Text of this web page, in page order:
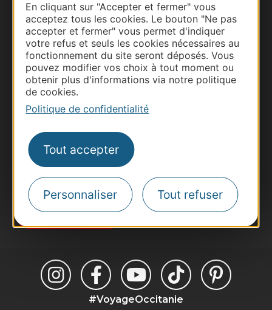
En cliquant sur "Accepter et fermer" vous
acceptez tous les cookies. Le bouton "Ne pas
accepter et fermer" vous permet d'indiquer
votre refus et seuls les cookies nécessaires au
fonctionnement du site seront déposés. Vous
pouvez modifier vos choix à tout moment ou
obtenir plus d'informations via notre politique
de cookies.
Politique de confidentialité
Tout accepter
Personnaliser Tout refuser
Thermalisme
Business/Mice
Pros d'Occitanie
Site presse et d'influence
Destination Sport
Inscrivez-vous à la lettre d'information
Destination Occitanie pour recevoir des
suggestions de séjours, de visites et de sorties.
Je m'abonne
#VoyageOccitanie